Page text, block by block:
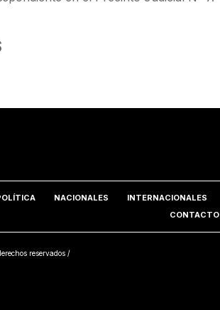
NACIONALES INTERNACIONALES
CONTACTO
reservados /